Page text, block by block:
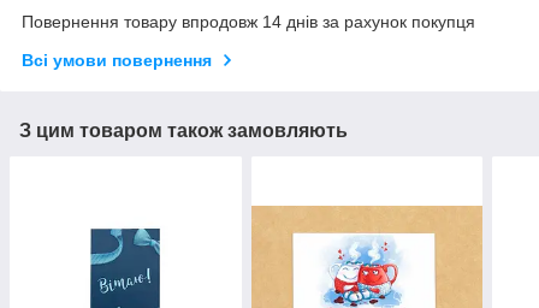
Повернення товару впродовж 14 днів за рахунок покупця
Всі умови повернення
З цим товаром також замовляють